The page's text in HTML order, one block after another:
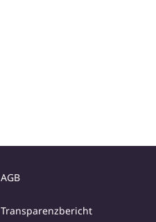
AGB
Transparenzbericht